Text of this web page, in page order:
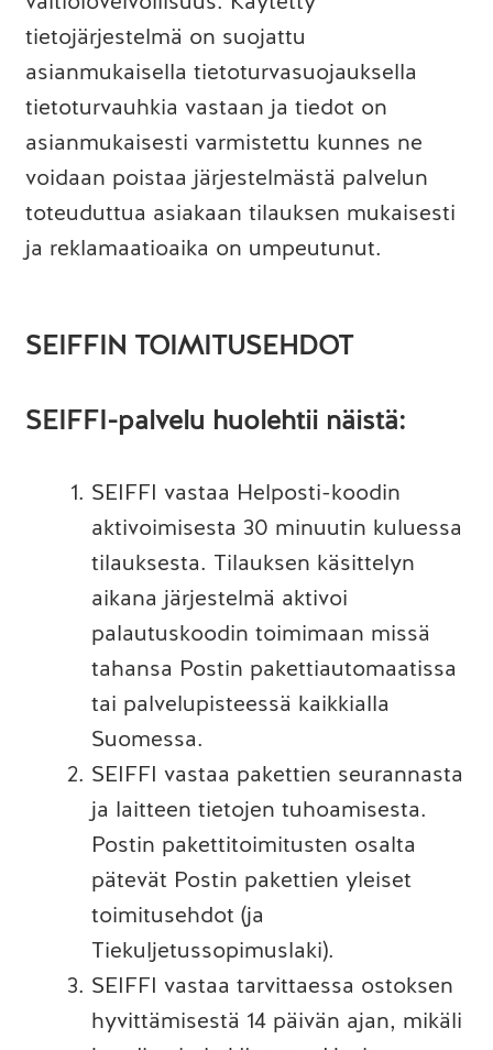
tietojärjestelmä on suojattu
asianmukaisella tietoturvasuojauksella
tietoturvauhkia vastaan ja tiedot on
asianmukaisesti varmistettu kunnes ne
voidaan poistaa järjestelmästä palvelun
toteuduttua asiakaan tilauksen mukaisesti
ja reklamaatioaika on umpeutunut.
SEIFFIN TOIMITUSEHDOT
SEIFFI-palvelu huolehtii näistä:
SEIFFI vastaa Helposti-koodin
aktivoimisesta 30 minuutin kuluessa
tilauksesta. Tilauksen käsittelyn
aikana järjestelmä aktivoi
palautuskoodin toimimaan missä
tahansa Postin pakettiautomaatissa
tai palvelupisteessä kaikkialla
Suomessa.
SEIFFI vastaa pakettien seurannasta
ja laitteen tietojen tuhoamisesta.
Postin pakettitoimitusten osalta
pätevät Postin pakettien yleiset
toimitusehdot (ja
Tiekuljetussopimuslaki).
SEIFFI vastaa tarvittaessa ostoksen
hyvittämisestä 14 päivän ajan, mikäli